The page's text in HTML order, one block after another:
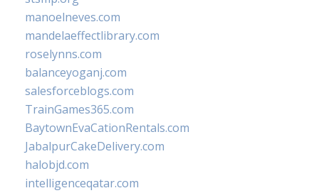
manoelneves.com
mandelaeffectlibrary.com
roselynns.com
balanceyoganj.com
salesforceblogs.com
TrainGames365.com
BaytownEvaCationRentals.com
JabalpurCakeDelivery.com
halobjd.com
intelligenceqatar.com